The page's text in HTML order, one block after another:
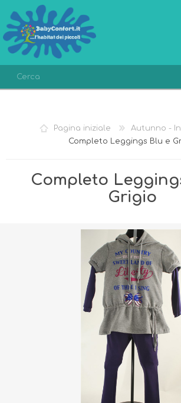
LISTA DEI DESIDERI
Pagina iniziale
Autunno -
Completo Leggings Blu e
Completo
Grigio